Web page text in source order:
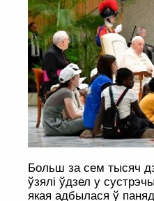
Больш за сем тысяч
ўзялі ўдзел у
якая адбылася ў